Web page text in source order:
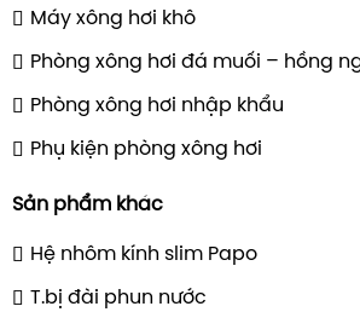
Máy xông hơi khô
Phòng xông hơi đá muối – hồng
Phòng xông hơi nhập khẩu
Phụ kiện phòng xông hơi
Sản phẩm khác
Hệ nhôm kính slim Papo
T.bị đài phun nước